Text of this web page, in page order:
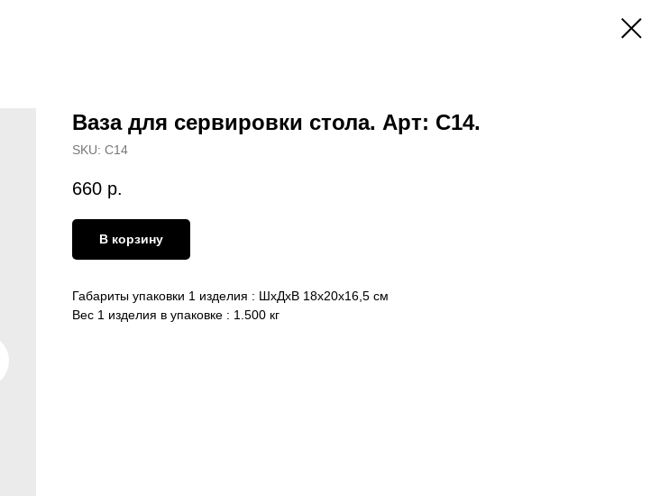
Ваза для сервировки стола. Арт: С14.
SKU: С14
660 р.
В корзину
Габариты упаковки 1 изделия : ШхДхВ 18х20х16,5 см
Вес 1 изделия в упаковке : 1.500 кг